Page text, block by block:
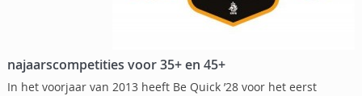
najaarscompetities voor 35+ en 45+
In het voorjaar van 2013 heeft Be Quick ’28 voor het eerst